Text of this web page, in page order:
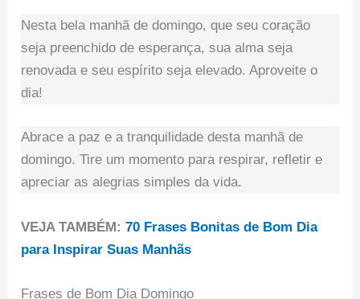
Nesta bela manhã de domingo, que seu coração
seja preenchido de esperança, sua alma seja
renovada e seu espírito seja elevado. Aproveite o
dia!
Abrace a paz e a tranquilidade desta manhã de
domingo. Tire um momento para respirar, refletir e
apreciar as alegrias simples da vida.
VEJA TAMBÉM:70 Frases Bonitas de Bom Dia
para Inspirar Suas Manhãs
Frases de Bom Dia Domingo